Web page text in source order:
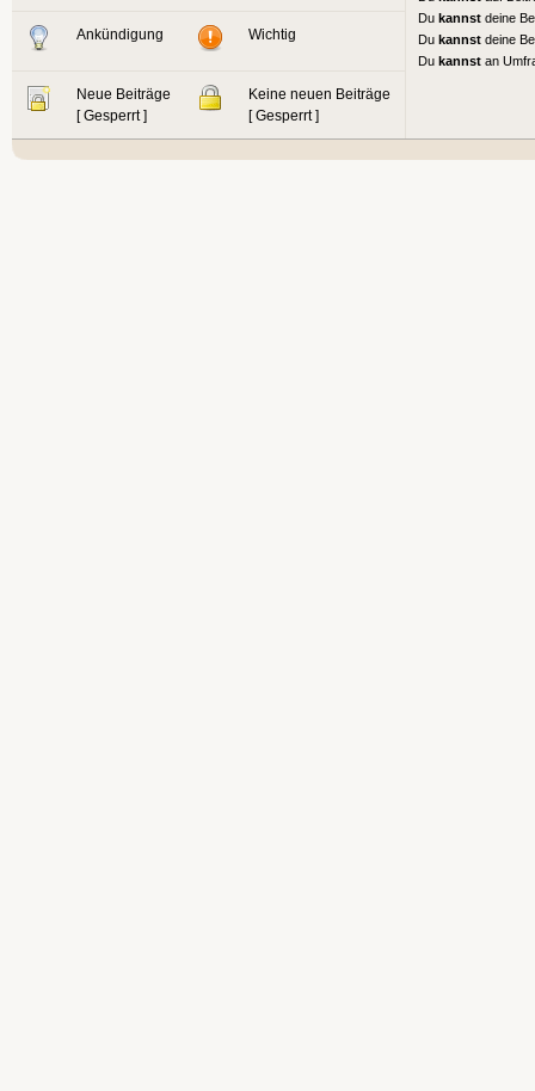
Du kannst deine
Du kannst deine
Du kannst an
Ankündigung Wichtig
Neue Beiträge
[ Gesperrt ]
Keine neuen Beiträge
[ Gesperrt ]